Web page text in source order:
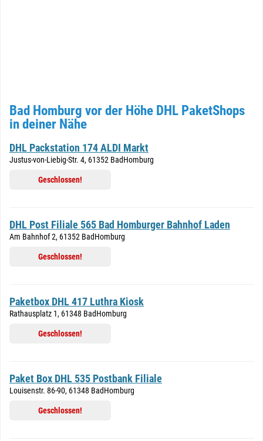
Bad Homburg vor der Höhe DHL PaketShops
in deiner Nähe
DHL Packstation 174 ALDI Markt
Justus-von-Liebig-Str. 4, 61352 BadHomburg
Geschlossen!
DHL Post Filiale 565 Bad Homburger Bahnhof Laden
Am Bahnhof 2, 61352 BadHomburg
Geschlossen!
Paketbox DHL 417 Luthra Kiosk
Rathausplatz 1, 61348 BadHomburg
Geschlossen!
Paket Box DHL 535 Postbank Filiale
Louisenstr. 86-90, 61348 BadHomburg
Geschlossen!